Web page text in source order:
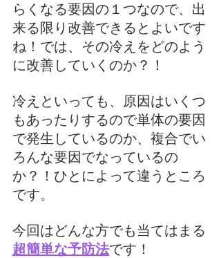
らくなる要因の１つなので、出
来る限り改善できるとよいです
ね！では、その冷えをどのよう
に改善していくのか？！
冷えといっても、原因はいくつ
もあったりするので単体の要因
で発生しているのか、複合でい
ろんな要因でなっているの
か？！ひとによって違うところ
です。
今回はどんな方でも当てはまる
超簡単な予防法です！